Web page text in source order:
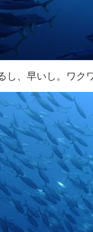
、早いし。ワク